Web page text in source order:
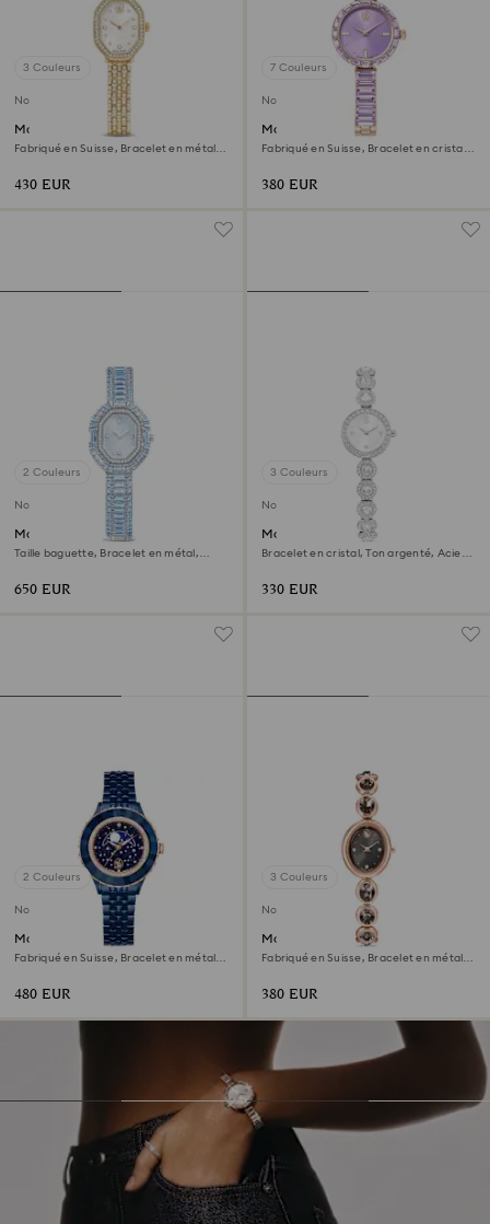
3 Couleurs
Nouveau
Montre Dextera octagon
Fabriqué en Suisse, Bracelet en métal,
430 EUR
7 Couleurs
Nouveau
Montre Matrix bangle
Fabriqué en Suisse, Bracelet en cristal,
380 EUR
2 Couleurs
Nouveau
Montre Matrix octagon
Taille baguette, Bracelet en métal,
650 EUR
3 Couleurs
Nouveau
Montre Una Angelic
Bracelet en cristal, Ton argenté, Acier
330 EUR
2 Couleurs
Nouveau
Montre Octea moon
Fabriqué en Suisse, Bracelet en métal,
480 EUR
3 Couleurs
Nouveau
Montre Imber oval
Fabriqué en Suisse, Bracelet en métal,
380 EUR